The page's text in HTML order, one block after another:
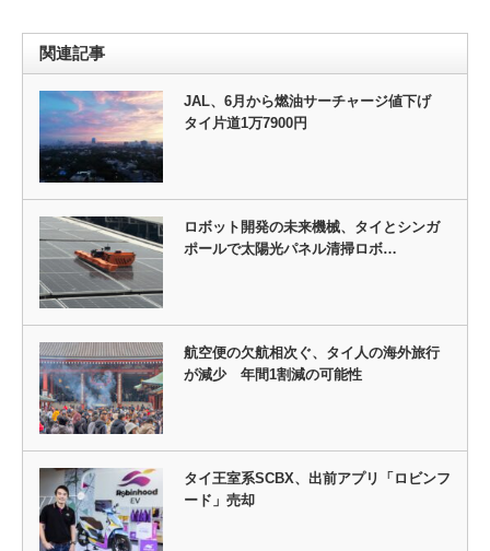
関連記事
JAL、6月から燃油サーチャージ値下げ
タイ片道1万7900円
ロボット開発の未来機械、タイとシンガ
ポールで太陽光パネル清掃ロボ…
航空便の欠航相次ぐ、タイ人の海外旅行
が減少 年間1割減の可能性
タイ王室系SCBX、出前アプリ「ロビンフ
ード」売却